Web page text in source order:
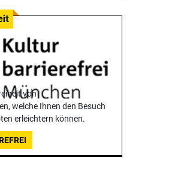
von
welche Ihnen den Besuch
erleichtern können.